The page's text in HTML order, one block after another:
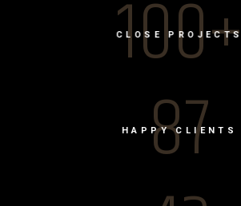
100+
CLOSE PROJECTS
87
HAPPY CLIENTS